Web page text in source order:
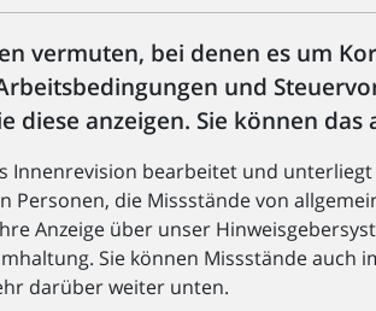
vermuten, bei denen es um
und
diese anzeigen. Sie können das
Innenrevision bearbeitet und
Personen, die Missstände von
Anzeige über unser
Sie können Missstände auch
darüber weiter unten.